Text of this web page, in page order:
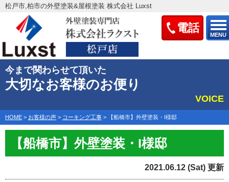
電話
MENU
松戸市,柏市の外壁塗装&屋根塗装 株式会社 Luxst
今まで関わらせて頂いた
大切なお客様のお便り
VOICE
HOME > お客様の声 > コーキング工事 > 【船橋市】外壁塗装・I様邸
【船橋市】外壁塗装・I様邸
2021.06.12 (Sat) 更新